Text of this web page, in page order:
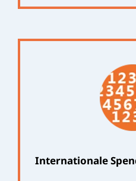
Internationale